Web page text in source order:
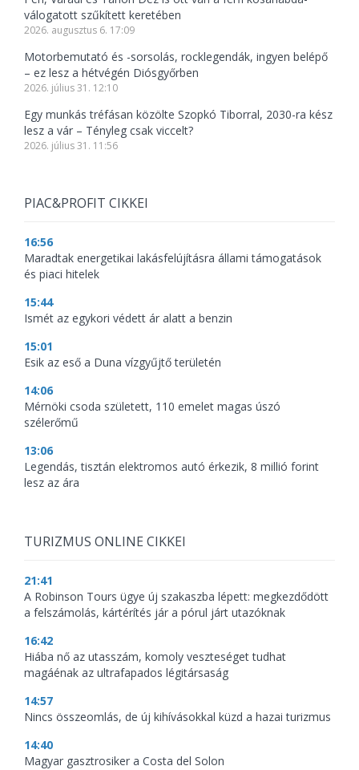
válogatott szűkített keretében
2026. augusztus 6. 17:09
Motorbemutató és -sorsolás, rocklegendák, ingyen belépő
– ez lesz a hétvégén Diósgyőrben
2026. július 31. 12:10
Egy munkás tréfásan közölte Szopkó Tiborral, 2030-ra kész
lesz a vár – Tényleg csak viccelt?
2026. július 31. 11:56
PIAC&PROFIT CIKKEI
16:56
Maradtak energetikai lakásfelújításra állami támogatások
és piaci hitelek
15:44
Ismét az egykori védett ár alatt a benzin
15:01
Esik az eső a Duna vízgyűjtő területén
14:06
Mérnöki csoda született, 110 emelet magas úszó
szélerőmű
13:06
Legendás, tisztán elektromos autó érkezik, 8 millió forint
lesz az ára
TURIZMUS ONLINE CIKKEI
21:41
A Robinson Tours ügye új szakaszba lépett: megkezdődött
a felszámolás, kártérítés jár a pórul járt utazóknak
16:42
Hiába nő az utasszám, komoly veszteséget tudhat
magáénak az ultrafapados légitársaság
14:57
Nincs összeomlás, de új kihívásokkal küzd a hazai turizmus
14:40
Magyar gasztrosiker a Costa del Solon